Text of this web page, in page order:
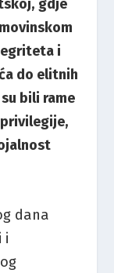
gdje
i
do elitnih
bili rame
dana
i